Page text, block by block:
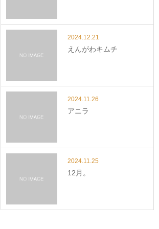
2024.12.21
えんがわキムチ
2024.11.26
アニラ
2024.11.25
12月。